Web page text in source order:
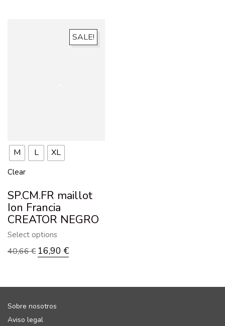
SALE!
M L XL
Clear
SP.CM.FR maillot
Ion Francia
CREATOR NEGRO
Select options
40,66€ 16,90 €
Sobre nosotros
Aviso legal